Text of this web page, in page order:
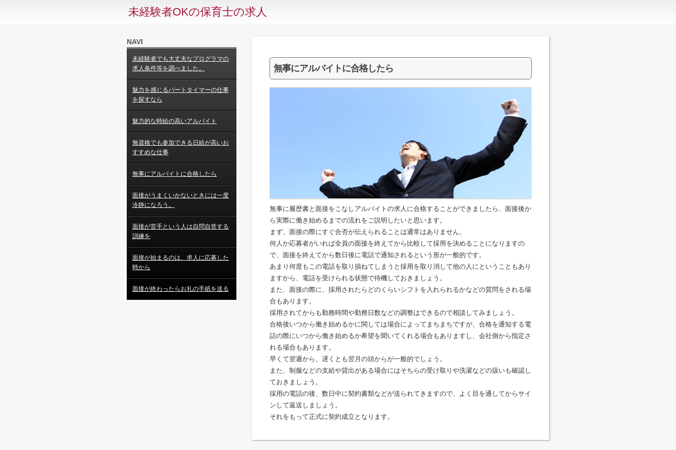
未経験者OKの保育士の求人
NAVI
未経験者でも大丈夫なプログラマの
求人条件等を調べました。
魅力を感じるパートタイマーの仕事
を探すなら
魅力的な時給の高いアルバイト
無資格でも参加できる日給が高いお
すすめな仕事
無事にアルバイトに合格したら
面接がうまくいかないときには一度
冷静になろう。
面接が苦手という人は自問自答する
訓練を
面接が始まるのは、求人に応募した
時から
面接が終わったらお礼の手紙を送る
無事にアルバイトに合格したら
無事に履歴書と面接をこなしアルバイトの求人に合格することができましたら、面接後か
ら実際に働き始めるまでの流れをご説明したいと思います。
まず、面接の際にすぐ合否が伝えられることは通常はありません。
何人か応募者がいれば全員の面接を終えてから比較して採用を決めることになりますの
で、面接を終えてから数日後に電話で通知されるという形が一般的です。
あまり何度もこの電話を取り損ねてしまうと採用を取り消して他の人にということもあり
ますから、電話を受けられる状態で待機しておきましょう。
また、面接の際に、採用されたらどのくらいシフトを入れられるかなどの質問をされる場
合もあります。
採用されてからも勤務時間や勤務日数などの調整はできるので相談してみましょう。
合格後いつから働き始めるかに関しては場合によってまちまちですが、合格を通知する電
話の際にいつから働き始めるか希望を聞いてくれる場合もありますし、会社側から指定さ
れる場合もあります。
早くて翌週から、遅くとも翌月の頭からが一般的でしょう。
また、制服などの支給や貸出がある場合にはそちらの受け取りや洗濯などの扱いも確認し
ておきましょう。
採用の電話の後、数日中に契約書類などが送られてきますので、よく目を通してからサイ
ンして返送しましょう。
それをもって正式に契約成立となります。